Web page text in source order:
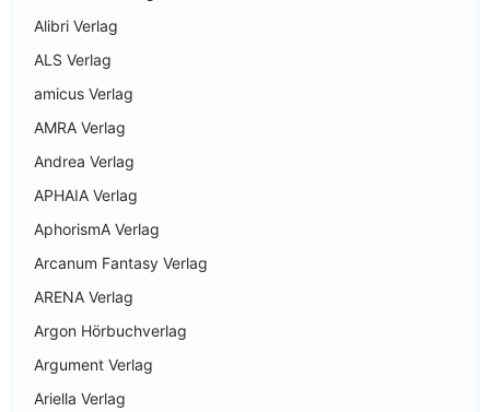
Alibri Verlag
ALS Verlag
amicus Verlag
AMRA Verlag
Andrea Verlag
APHAIA Verlag
AphorismA Verlag
Arcanum Fantasy Verlag
ARENA Verlag
Argon Hörbuchverlag
Argument Verlag
Ariella Verlag